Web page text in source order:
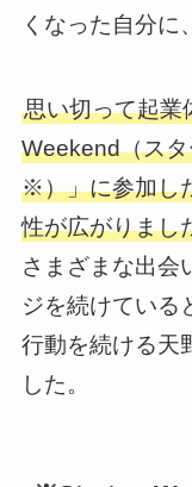
くなった自分に
思い切って起業
Weekend（ス
※）」に参加し
性が広がりまし
さまざまな出会
ジを続けている
行動を続ける天
した。